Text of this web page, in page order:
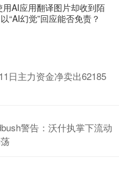
AI应用翻译图片却收到陌
“AI幻觉”回应能否免责？
日主力资金净卖出62185
警告：沃什执掌下流动